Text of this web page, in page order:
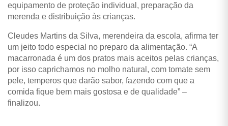
equipamento de proteção individual, preparação da
merenda e distribuição às crianças.
Cleudes Martins da Silva, merendeira da escola, afirma ter
um jeito todo especial no preparo da alimentação. “A
macarronada é um dos pratos mais aceitos pelas crianças,
por isso caprichamos no molho natural, com tomate sem
pele, temperos que darão sabor, fazendo com que a
comida fique bem mais gostosa e de qualidade” –
finalizou.